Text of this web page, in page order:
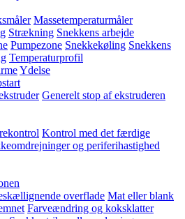
Massetemperaturmåler
Strækning Snekkens arbejde
Pumpezone Snekkekøling Snekkens
Temperaturprofil
Ydelse
Generelt stop af ekstruderen
Kontrol med det færdige
og periferihastighed
overflade Mat eller blank
Farveændring og koksklatter